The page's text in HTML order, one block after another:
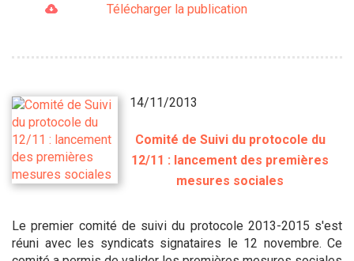
Télécharger la publication
14/11/2013
Comité de Suivi du protocole du
12/11 : lancement des premières
mesures sociales
Le premier comité de suivi du protocole 2013-2015 s'est
réuni avec les syndicats signataires le 12 novembre. Ce